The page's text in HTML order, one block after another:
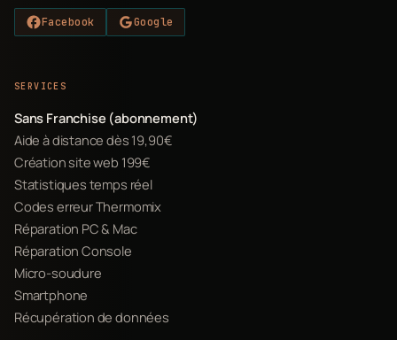
Facebook Google
SERVICES
Sans Franchise (abonnement)
Aide à distance dès 19,90€
Création site web 199€
Statistiques temps réel
Codes erreur Thermomix
Réparation PC & Mac
Réparation Console
Micro-soudure
Smartphone
Récupération de données